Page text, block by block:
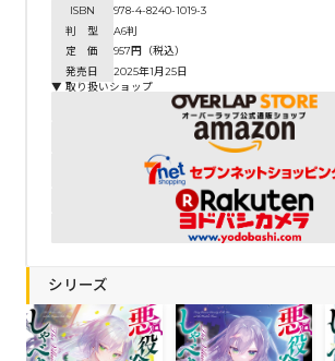
ISBN
978-4-8240-1019-3
判 型
A6判
定 価
957円（税込）
発売日
2025年1月25日
▼ 取り扱いショップ
シリーズ